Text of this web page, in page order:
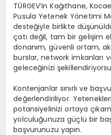
TÜRGEV’in Kağıthane,
Pusula Yetenek Yönetimi
desteğiyle birlikte
çatı değil, tam bir gelişim
donanım, güvenli ortam,
burslar, network imkanları
geleceğinizi
Kontenjanlar sınırlı ve
değerlendiriliyor.
potansiyelinizi ortaya
yolculuğunuza güçlü bir
başvurunuzu yapın.